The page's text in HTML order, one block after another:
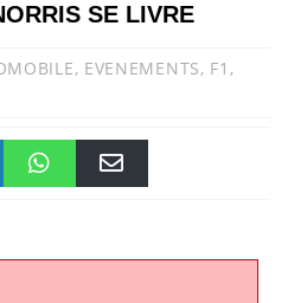
SE LIVRE
, EVENEMENTS, F1 ,
pt